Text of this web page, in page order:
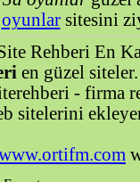
oyunlarsitesini
Rehberi En
en güzel
- firma
sitelerini